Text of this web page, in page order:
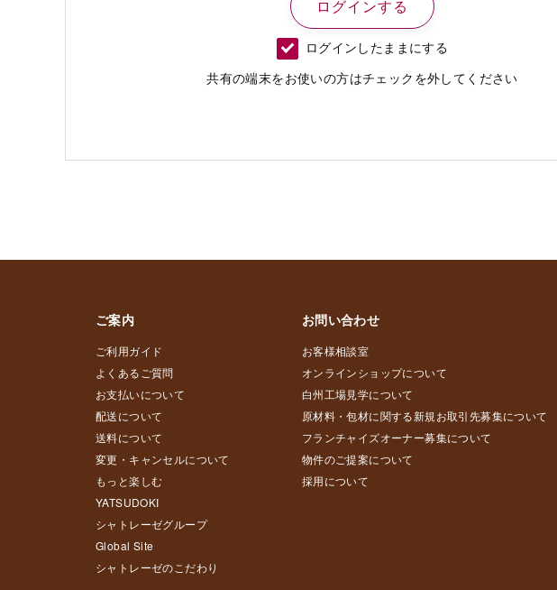
ログインしたままにする
共有の端末をお使いの方はチェックを外してください
ご案内
ご利用ガイド
よくあるご質問
お支払いについて
配送について
送料について
変更・キャンセルについて
もっと楽しむ
YATSUDOKI
シャトレーゼグループ
Global Site
シャトレーゼのこだわり
お問い合わせ
お客様相談室
オンラインショップについて
白州工場見学について
原材料・包材に関する新規お取引先募集について
フランチャイズオーナー募集について
物件のご提案について
採用について